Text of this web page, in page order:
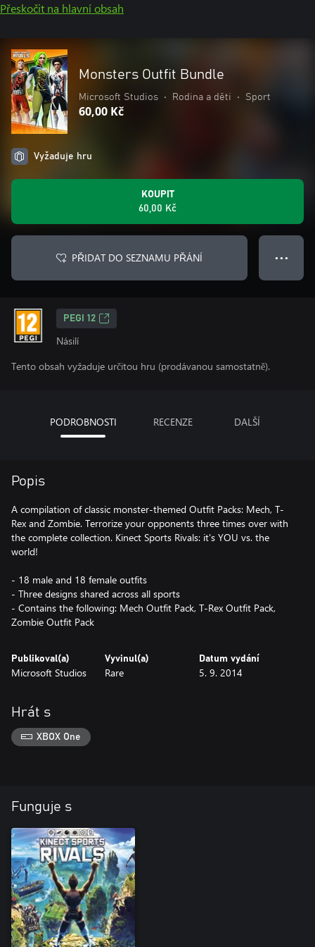
Přeskočit na hlavní obsah
Monsters Outfit Bundle
Microsoft Studios • Rodina a děti • Sport
60,00 Kč
Vyžaduje hru
KOUPIT
60,00 Kč
PŘIDAT DO SEZNAMU PŘÁNÍ ● ● ●
PEGI 12
Násilí
Tento obsah vyžaduje určitou hru (prodávanou samostatně).
PODROBNOSTI RECENZE DALŠÍ
Popis
A compilation of classic monster-themed Outfit Packs: Mech, T-
Rex and Zombie. Terrorize your opponents three times over with
the complete collection. Kinect Sports Rivals: it's YOU vs. the
world!
- 18 male and 18 female outfits
- Three designs shared across all sports
- Contains the following: Mech Outfit Pack, T-Rex Outfit Pack,
Zombie Outfit Pack
Publikoval(a)
Microsoft Studios
Vyvinul(a)
Rare
Datum vydání
5. 9. 2014
Hrát s
XBOX One
Funguje s